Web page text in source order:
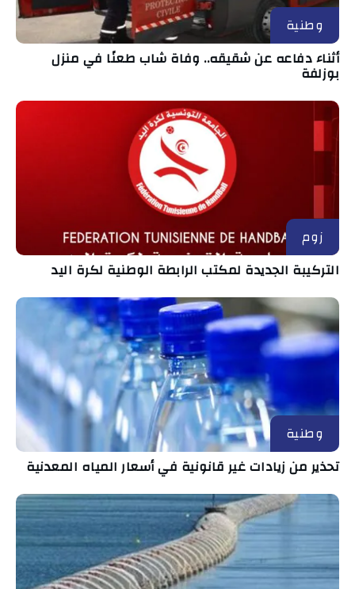
وطنية
أثناء دفاعه عن شقيقه.. وفاة شاب طعنًا في منزل
بوزلفة
زوم
التركيبة الجديدة لمكتب الرابطة الوطنية لكرة اليد
وطنية
تحذير من زيادات غير قانونية في أسعار المياه المعدنية